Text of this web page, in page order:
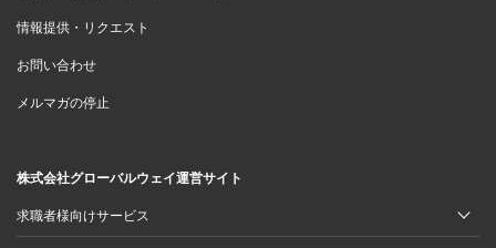
情報提供・リクエスト
お問い合わせ
メルマガの停止
株式会社グローバルウェイ運営サイト
求職者様向けサービス